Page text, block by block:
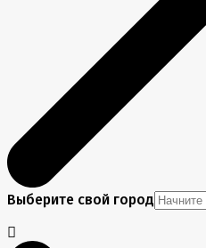
Выберите свой город